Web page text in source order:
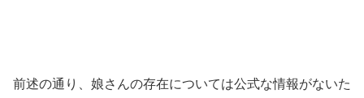
前述の通り、娘さんの存在については公式な情報がないた